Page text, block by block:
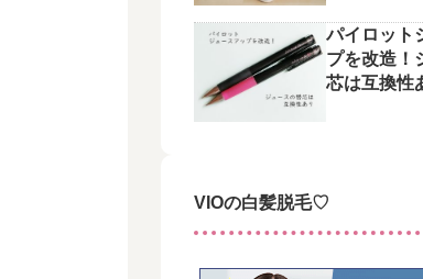
パイロット
プを改造！
芯は互換性
VIOの白髪脱毛♡